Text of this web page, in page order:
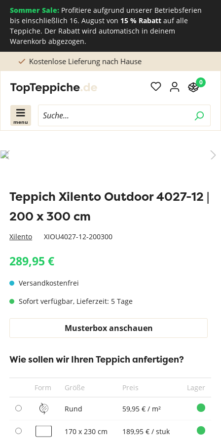
Sommer Sale: Profitiere aufgrund unserer Betriebsferien
bis einschließlich 16. August von 15 % Rabatt auf alle
Teppiche. Der Rabatt wird automatisch in deinem
Warenkorb abgezogen.
Direkt beim Teppichhersteller kaufen
menu
0
Teppich Xilento Outdoor 4027-12 |
200 x 300 cm
Xilento XIOU4027-12-200300
289,95 €
Versandkostenfrei
Sofort verfügbar, Lieferzeit: 5 Tage
Musterbox anschauen
Wie sollen wir Ihren Teppich anfertigen?
Form Größe Preis Lager
Rund 59,95 € / m²
170 x 230 cm 189,95 € / stuk